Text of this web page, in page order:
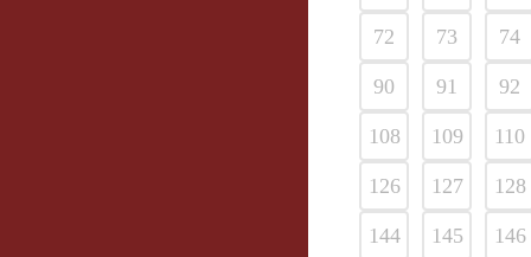
72 73 74
90 91 92
108 109 110
126 127 128
144 145 146